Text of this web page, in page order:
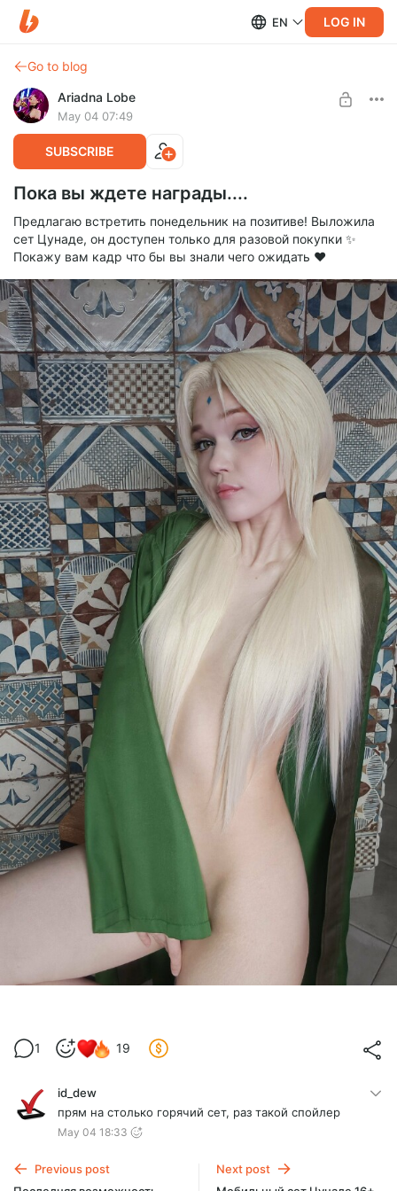
EN LOG IN
Go to blog
Ariadna Lobe
May 04 07:49
SUBSCRIBE
Пока вы ждете награды....
Предлагаю встретить понедельник на позитиве! Выложила
сет Цунаде, он доступен только для разовой покупки ✨
Покажу вам кадр что бы вы знали чего ожидать ❤️
1 19
id_dew
прям на столько горячий сет, раз такой спойлер
May 04 18:33
Previous post
Next post